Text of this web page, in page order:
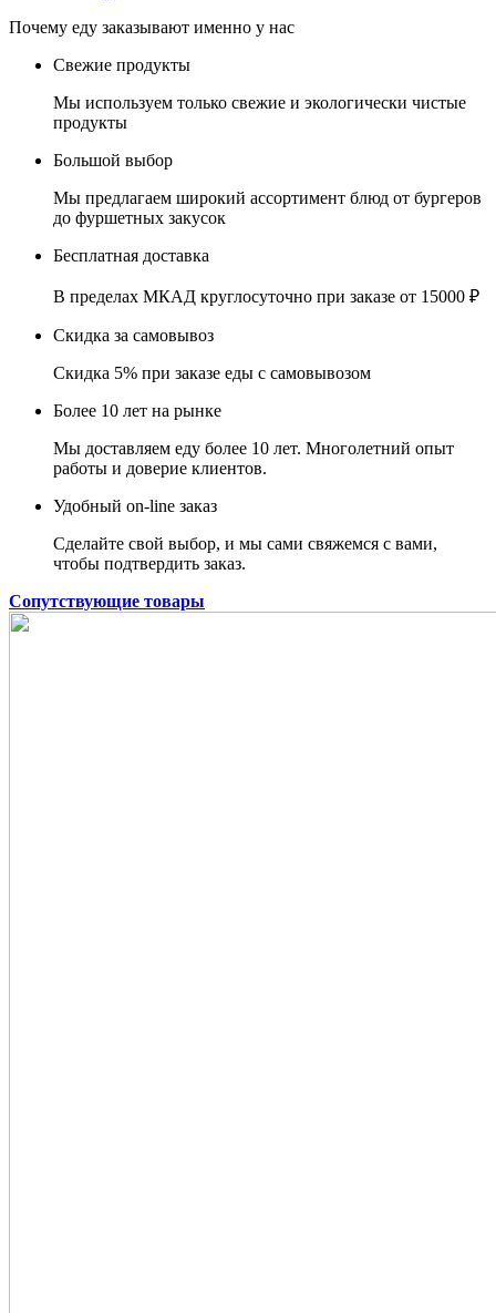
Почему еду заказывают именно у нас
Свежие продукты
Мы используем только свежие и экологически чистые
продукты
Большой выбор
Мы предлагаем широкий ассортимент блюд от бургеров
до фуршетных закусок
Бесплатная доставка
В пределах МКАД круглосуточно при заказе от 15000 ₽
Скидка за самовывоз
Скидка 5% при заказе еды с самовывозом
Более 10 лет на рынке
Мы доставляем еду более 10 лет. Многолетний опыт
работы и доверие клиентов.
Удобный on-line заказ
Сделайте свой выбор, и мы сами свяжемся с вами,
чтобы подтвердить заказ.
Сопутствующие товары